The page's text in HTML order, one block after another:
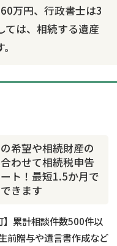
万円、行政書士は3
ては、相続する遺産
希望や相続財産の
わせて相続税申告
ト！最短1.5か月で
きます
】累計相談件数500件以
前贈与や遺言書作成など